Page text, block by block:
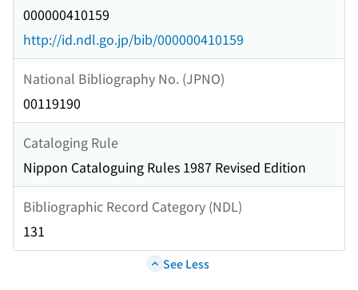
000000410159
http://id.ndl.go.jp/bib/000000410159
National Bibliography No. (JPNO)
00119190
Cataloging Rule
Nippon Cataloguing Rules 1987 Revised Edition
Bibliographic Record Category (NDL)
131
See Less